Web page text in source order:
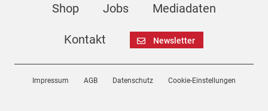
Shop Jobs Mediadaten
Kontakt Newsletter
Impressum AGB Datenschutz Cookie-Einstellungen